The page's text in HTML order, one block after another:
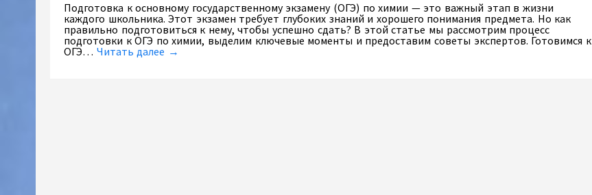
Подготовка к основному государственному экзамену (ОГЭ) по химии — это важный этап в жизни
каждого школьника. Этот экзамен требует глубоких знаний и хорошего понимания предмета. Но как
правильно подготовиться к нему, чтобы успешно сдать? В этой статье мы рассмотрим процесс
подготовки к ОГЭ по химии, выделим ключевые моменты и предоставим советы экспертов. Готовимся к
ОГЭ… Читать далее →